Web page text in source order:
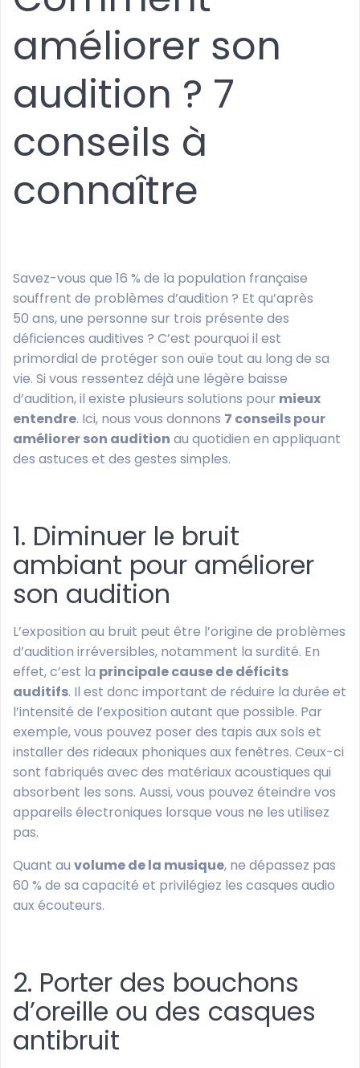
améliorer son
audition ? 7
conseils à
connaître
Savez-vous que 16 % de la population française
souffrent de problèmes d’audition ? Et qu’après
50 ans, une personne sur trois présente des
déficiences auditives ? C’est pourquoi il est
primordial de protéger son ouïe tout au long de sa
vie. Si vous ressentez déjà une légère baisse
d’audition, il existe plusieurs solutions pour mieux
entendre. Ici, nous vous donnons 7 conseils pour
améliorer son audition au quotidien en appliquant
des astuces et des gestes simples.
1. Diminuer le bruit
ambiant pour améliorer
son audition
L’exposition au bruit peut être l’origine de problèmes
d’audition irréversibles, notamment la surdité. En
effet, c’est la principale cause de déficits
auditifs. Il est donc important de réduire la durée et
l’intensité de l’exposition autant que possible. Par
exemple, vous pouvez poser des tapis aux sols et
installer des rideaux phoniques aux fenêtres. Ceux-ci
sont fabriqués avec des matériaux acoustiques qui
absorbent les sons. Aussi, vous pouvez éteindre vos
appareils électroniques lorsque vous ne les utilisez
pas.
Quant au volume de la musique, ne dépassez pas
60 % de sa capacité et privilégiez les casques audio
aux écouteurs.
2. Porter des bouchons
d’oreille ou des casques
antibruit